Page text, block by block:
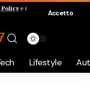
e i
Accetto
Lifestyle